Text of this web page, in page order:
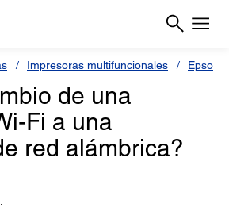
Impresoras multifuncionales Epson
de una
Fi a una
red alámbrica?